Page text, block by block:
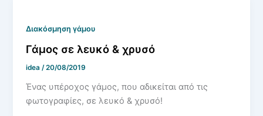
Διακόσμηση γάμου
Γάμος σε λευκό & χρυσό
idea/20/08/2019
Ένας υπέροχος γάμος, που αδικείται από τις
φωτογραφίες, σε λευκό & χρυσό!